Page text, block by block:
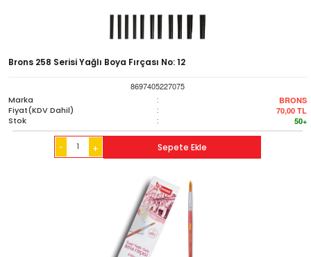
Brons 258 Serisi Yağlı Boya Fırçası No: 12
8697405227075
Marka
: BRONS
Fiyat(KDV Dahil) : 70,00 TL
Stok : 50+
- + Sepete Ekle